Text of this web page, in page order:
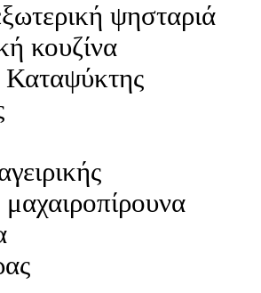
ψησταριά
κουζίνα
Καταψύκτης